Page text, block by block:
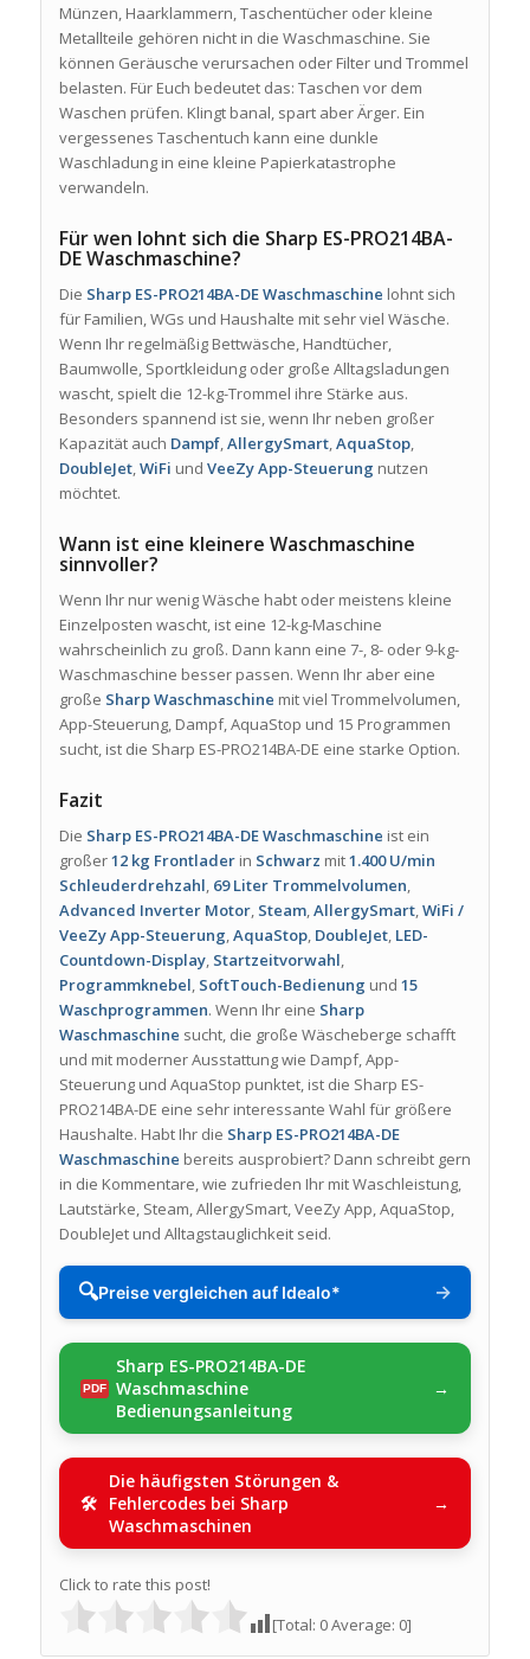
Münzen, Haarklammern, Taschentücher oder kleine
Metallteile gehören nicht in die Waschmaschine. Sie
können Geräusche verursachen oder Filter und Trommel
belasten. Für Euch bedeutet das: Taschen vor dem
Waschen prüfen. Klingt banal, spart aber Ärger. Ein
vergessenes Taschentuch kann eine dunkle
Waschladung in eine kleine Papierkatastrophe
verwandeln.
Für wen lohnt sich die Sharp ES-PRO214BA-
DE Waschmaschine?
Die Sharp ES-PRO214BA-DE Waschmaschine lohnt sich
für Familien, WGs und Haushalte mit sehr viel Wäsche.
Wenn Ihr regelmäßig Bettwäsche, Handtücher,
Baumwolle, Sportkleidung oder große Alltagsladungen
wascht, spielt die 12-kg-Trommel ihre Stärke aus.
Besonders spannend ist sie, wenn Ihr neben großer
Kapazität auch Dampf,AllergySmart,AquaStop,
DoubleJet,WiFi und VeeZy App-Steuerung nutzen
möchtet.
Wann ist eine kleinere Waschmaschine
sinnvoller?
Wenn Ihr nur wenig Wäsche habt oder meistens kleine
Einzelposten wascht, ist eine 12-kg-Maschine
wahrscheinlich zu groß. Dann kann eine 7-, 8- oder 9-kg-
Waschmaschine besser passen. Wenn Ihr aber eine
große Sharp Waschmaschine mit viel Trommelvolumen,
App-Steuerung, Dampf, AquaStop und 15 Programmen
sucht, ist die Sharp ES-PRO214BA-DE eine starke Option.
Fazit
Die Sharp ES-PRO214BA-DE Waschmaschine ist ein
großer12 kg Frontladerin Schwarz mit1.400 U/min
Schleuderdrehzahl, 69 Liter Trommelvolumen,
Advanced Inverter Motor, Steam,AllergySmart,WiFi /
VeeZy App-Steuerung,AquaStop, DoubleJet, LED-
Countdown-Display, Startzeitvorwahl,
Programmknebel, SoftTouch-Bedienung und 15
Waschprogrammen. Wenn Ihr eine Sharp
Waschmaschine sucht, die große Wäscheberge schafft
und mit moderner Ausstattung wie Dampf, App-
Steuerung und AquaStop punktet, ist die Sharp ES-
PRO214BA-DE eine sehr interessante Wahl für größere
Haushalte. Habt Ihr die Sharp ES-PRO214BA-DE
Waschmaschine bereits ausprobiert? Dann schreibt gern
in die Kommentare, wie zufrieden Ihr mit Waschleistung,
Lautstärke, Steam, AllergySmart, VeeZy App, AquaStop,
DoubleJet und Alltagstauglichkeit seid.
🔍Preise vergleichen auf Idealo* →
Sharp ES-PRO214BA-DE
Waschmaschine
Bedienungsanleitung
Die häufigsten Störungen &
Fehlercodes bei Sharp
Waschmaschinen
Click to rate this post!
[Total: 0Average: 0]